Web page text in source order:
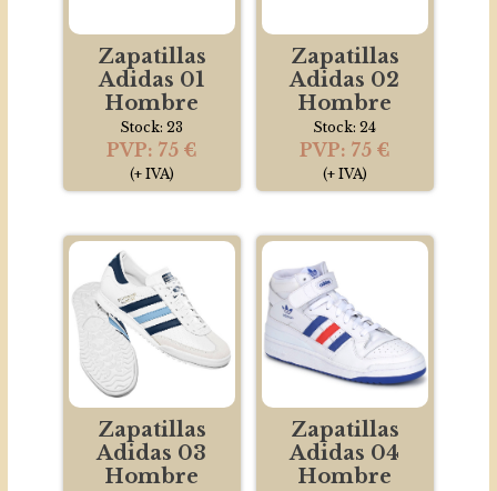
Zapatillas
Adidas 01
Hombre
Stock: 23
PVP: 75 €
(+ IVA)
Zapatillas
Adidas 02
Hombre
Stock: 24
PVP: 75 €
(+ IVA)
Zapatillas
Adidas 03
Hombre
Zapatillas
Adidas 04
Hombre